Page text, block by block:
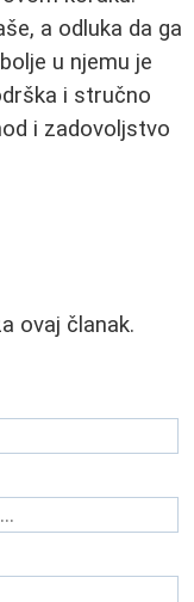
a odluka da ga
u njemu je
i stručno
i zadovoljstvo
ovaj članak.